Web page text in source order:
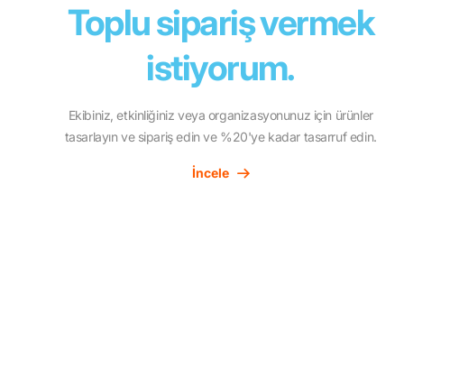
Toplu sipariş vermek
istiyorum.
Ekibiniz, etkinliğiniz veya organizasyonunuz için ürünler
tasarlayın ve sipariş edin ve %20'ye kadar tasarruf edin.
İncele